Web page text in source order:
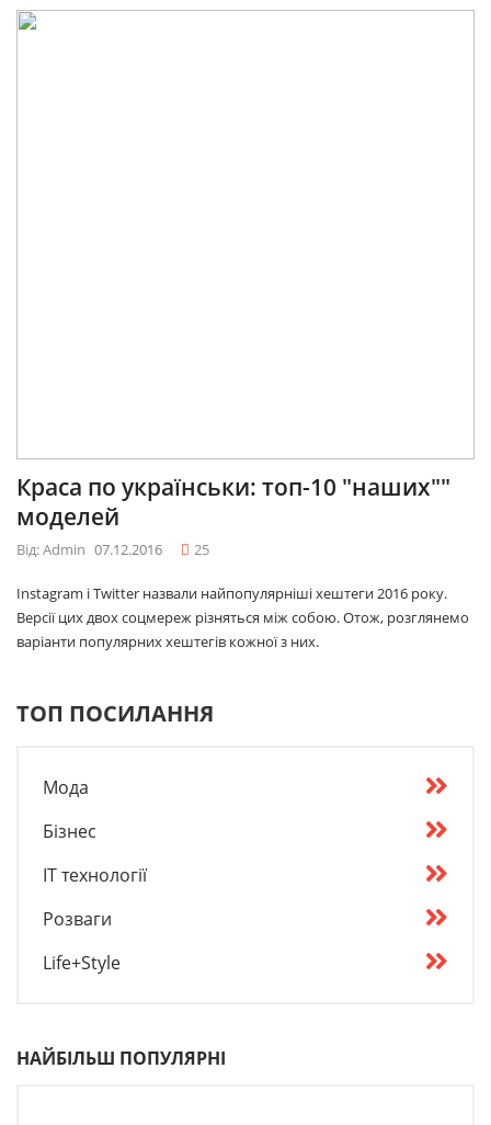
Краса по українськи: топ-10 "наших""
моделей
Від: Admin 07.12.2016 25
Instagram і Twitter назвали найпопулярніші хештеги 2016 року.
Версії цих двох соцмереж різняться між собою. Отож, розглянемо
варіанти популярних хештегів кожної з них.
ТОП ПОСИЛАННЯ
Мода
Бізнес
IT технології
Розваги
Life+Style
НАЙБІЛЬШ ПОПУЛЯРНІ